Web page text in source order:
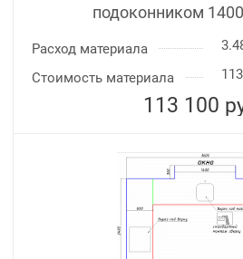
подоконником
Расход материала
Стоимость материала
113 100